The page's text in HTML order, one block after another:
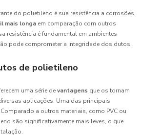
do polietileno é sua resistência a corrosões,
mais longa em comparação com outros
resistência é fundamental em ambientes
pode comprometer a integridade dos dutos.
de polietileno
uma série devantagens que os tornam
aplicações. Uma das principais
Comparado a outros materiais, como PVC ou
são significativamente mais leves, o que